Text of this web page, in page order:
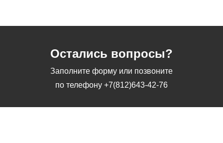
Остались вопросы?
Заполните форму или позвоните
по телефону +7(812)643-42-76